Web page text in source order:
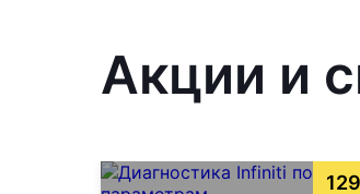
Акции и